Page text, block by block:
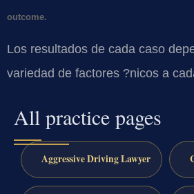
outcome.
Los resultados de cada caso
variedad de factores ?nicos a
All practice pages
Aggressive Driving Lawyer